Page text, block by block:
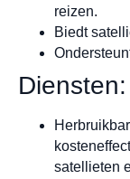
reizen.
Biedt
Diensten:
satellieten